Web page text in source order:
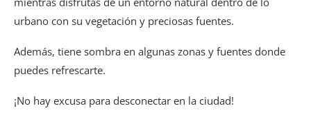
urbano con su vegetación y preciosas fuentes.
Además, tiene sombra en algunas zonas y fuentes donde
puedes refrescarte.
¡No hay excusa para desconectar en la ciudad!